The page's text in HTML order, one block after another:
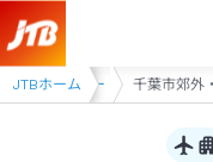
JTBホーム
旅行・ツアー 千葉市郊外